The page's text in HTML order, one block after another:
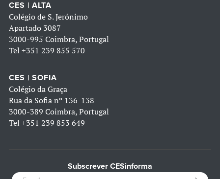
CES | ALTA
Colégio de S. Jerónimo
Apartado 3087
3000-995 Coimbra, Portugal
Tel +351 239 855 570
CES | SOFIA
Colégio da Graça
Rua da Sofia nº 136-138
3000-389 Coimbra, Portugal
Tel +351 239 853 649
Subscrever CESinforma